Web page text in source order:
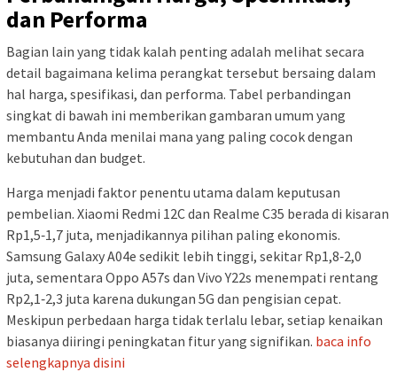
dan Performa
Bagian lain yang tidak kalah penting adalah melihat secara
detail bagaimana kelima perangkat tersebut bersaing dalam
hal harga, spesifikasi, dan performa. Tabel perbandingan
singkat di bawah ini memberikan gambaran umum yang
membantu Anda menilai mana yang paling cocok dengan
kebutuhan dan budget.
Harga menjadi faktor penentu utama dalam keputusan
pembelian. Xiaomi Redmi 12C dan Realme C35 berada di kisaran
Rp1,5‑1,7 juta, menjadikannya pilihan paling ekonomis.
Samsung Galaxy A04e sedikit lebih tinggi, sekitar Rp1,8‑2,0
juta, sementara Oppo A57s dan Vivo Y22s menempati rentang
Rp2,1‑2,3 juta karena dukungan 5G dan pengisian cepat.
Meskipun perbedaan harga tidak terlalu lebar, setiap kenaikan
biasanya diiringi peningkatan fitur yang signifikan. baca info
selengkapnya disini